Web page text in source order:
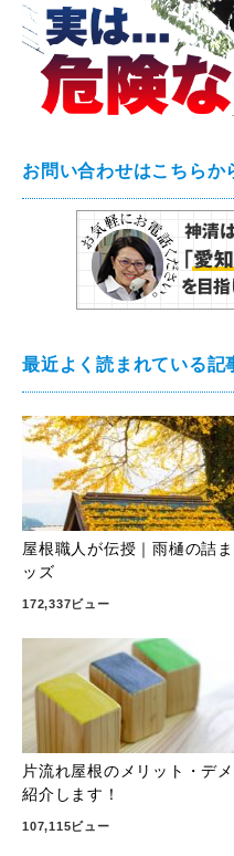
お問い合わせはこちらか
最近よく読まれている記
屋根職人が伝授｜雨樋の詰
ッズ
172,337ビュー
片流れ屋根のメリット・デ
紹介します！
107,115ビュー